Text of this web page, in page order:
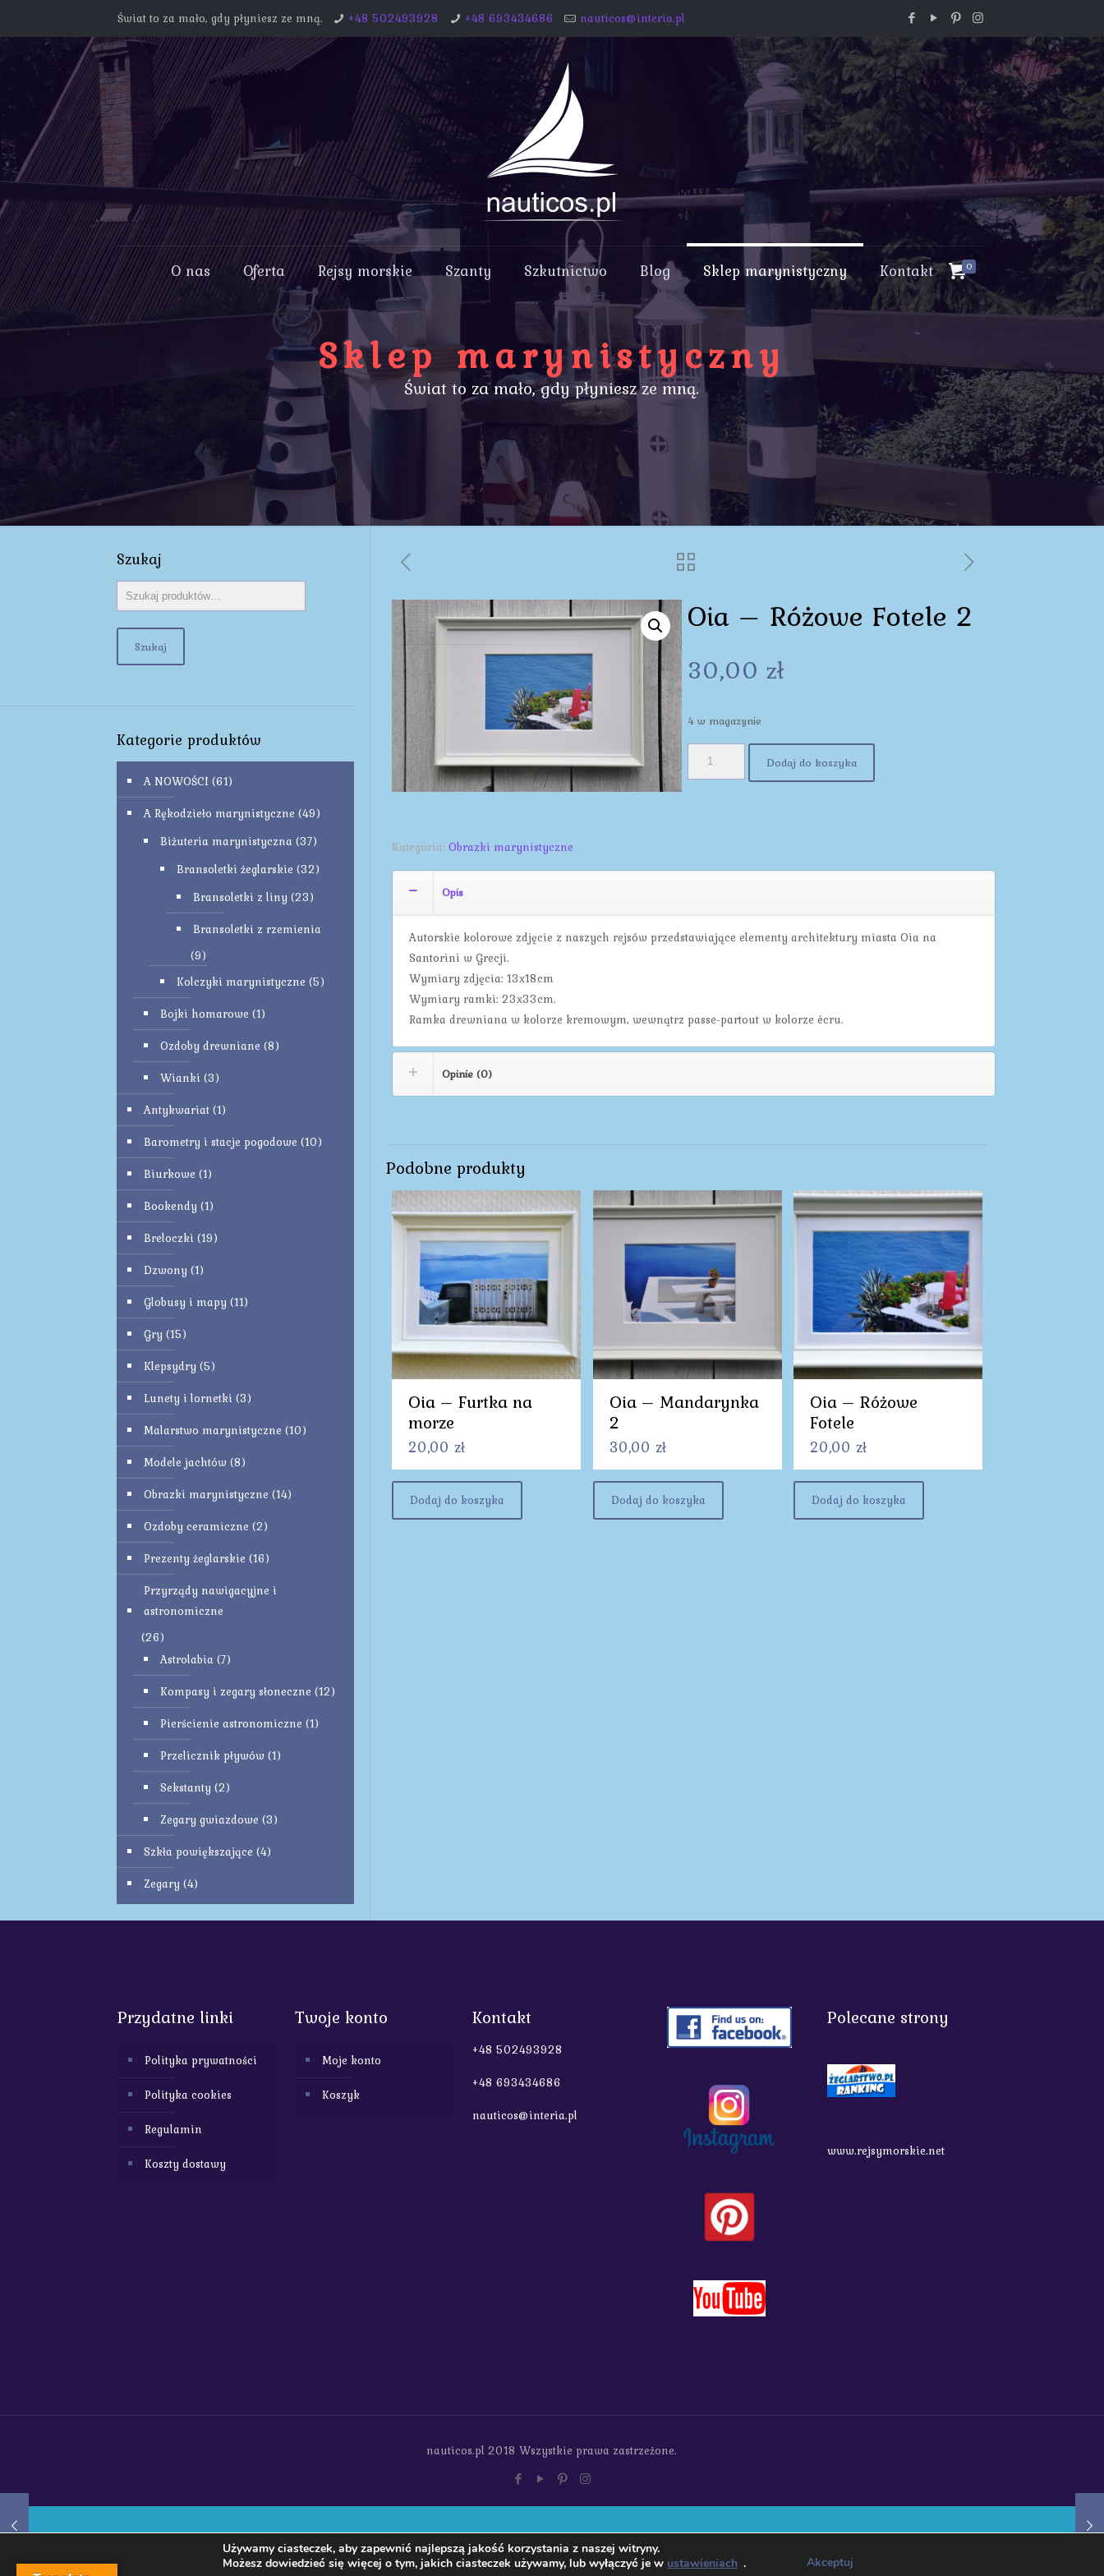
Świat to za mało, gdy płyniesz ze mną. +48 502493928 +48 693434686 nauticos@interia.pl
O nas Oferta Rejsy morskie Szanty Szkutnictwo Blog Sklep marynistyczny Kontakt 0
Sklep marynistyczny
Świat to za mało, gdy płyniesz ze mną.
Oia – Różowe Fotele 2
30,00 zł
4 w magazynie
Dodaj do koszyka
Kategoria: Obrazki marynistyczne
Opis
Autorskie kolorowe zdjęcie z naszych rejsów przedstawiające elementy architektury miasta Oia na
Santorini w Grecji.
Wymiary zdjęcia: 13x18cm
Wymiary ramki: 23x33cm.
Ramka drewniana w kolorze kremowym, wewnątrz passe-partout w kolorze écru.
Opinie (0)
Podobne produkty
Oia – Furtka na
morze
20,00 zł
Dodaj do koszyka
Oia – Mandarynka
2
30,00 zł
Dodaj do koszyka
Oia – Różowe
Fotele
20,00 zł
Dodaj do koszyka
Szukaj
Szukaj
Kategorie produktów
A NOWOŚCI (61)
A Rękodzieło marynistyczne (49)
Biżuteria marynistyczna (37)
Bransoletki żeglarskie (32)
Bransoletki z liny (23)
Bransoletki z rzemienia
(9)
Kolczyki marynistyczne (5)
Bojki homarowe (1)
Ozdoby drewniane (8)
Wianki (3)
Antykwariat (1)
Barometry i stacje pogodowe (10)
Biurkowe (1)
Bookendy (1)
Breloczki (19)
Dzwony (1)
Globusy i mapy (11)
Gry (15)
Klepsydry (5)
Lunety i lornetki (3)
Malarstwo marynistyczne (10)
Modele jachtów (8)
Obrazki marynistyczne (14)
Ozdoby ceramiczne (2)
Prezenty żeglarskie (16)
Przyrządy nawigacyjne i
astronomiczne
(26)
Astrolabia (7)
Kompasy i zegary słoneczne (12)
Pierścienie astronomiczne (1)
Przelicznik pływów (1)
Sekstanty (2)
Zegary gwiazdowe (3)
Szkła powiększające (4)
Zegary (4)
Przydatne linki
Polityka prywatności
Polityka cookies
Regulamin
Koszty dostawy
Twoje konto
Moje konto
Koszyk
Kontakt
+48 502493928
+48 693434686
nauticos@interia.pl
Polecane strony
www.rejsymorskie.net
nauticos.pl 2018 Wszystkie prawa zastrzeżone.
Używamy ciasteczek, aby zapewnić najlepszą jakość korzystania z naszej witryny.
Możesz dowiedzieć się więcej o tym, jakich ciasteczek używamy, lub wyłączyć je w ustawieniach . Akceptuj